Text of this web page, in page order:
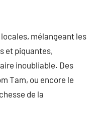
mélangeant les
et piquantes,
inoubliable. Des
Tam, ou encore le
de la